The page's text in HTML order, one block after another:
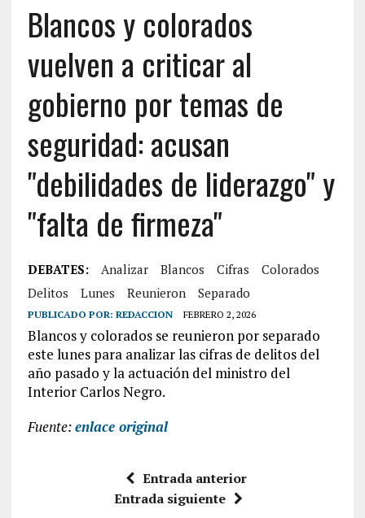
Blancos y colorados
vuelven a criticar al
gobierno por temas de
seguridad: acusan
"debilidades de liderazgo" y
"falta de firmeza"
DEBATES: Analizar Blancos Cifras
Colorados
Delitos
Lunes Reunieron Separado
PUBLICADO POR: REDACCION FEBRERO 2, 2026
Blancos y colorados se reunieron por separado
este lunes para analizar las cifras de delitos del
año pasado y la actuación del ministro del
Interior Carlos Negro.
Fuente:enlace original
Entrada anterior
Entrada siguiente